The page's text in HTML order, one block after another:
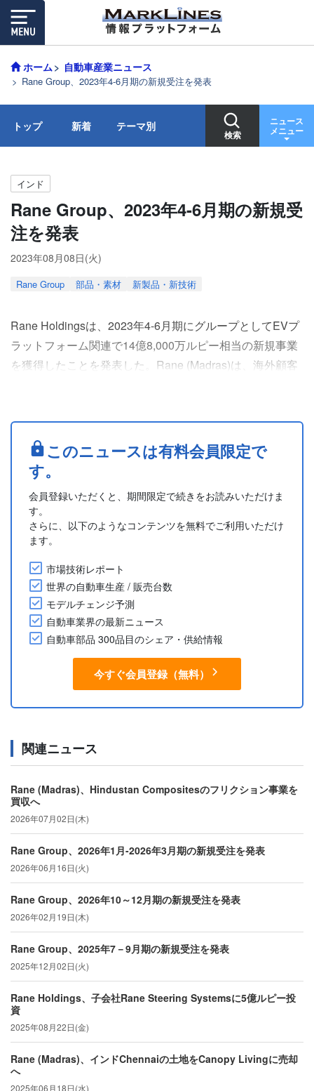
ホーム 自動車産業ニュース
Rane Group、2023年4-6月期の新規受注を発表
トップ 新着 テーマ別
検索
ニュース
メニュー
インド
Rane Group、2023年4-6月期の新規受
注を発表
2023年08月08日(火)
Rane Group 部品・素材 新製品・新技術
Rane Holdingsは、2023年4-6月期にグループとしてEVプ
ラットフォーム関連で14億8,000万ルピー相当の新規事業
を獲得したことを発表した。Rane (Madras)は、海外顧客
8,000万ルピーのラックアンドピニオン製品を受注した。
Rane Brake Liningは米国市場でのトライアル受注など、
様々な顧客から....
このニュースは有料会員限定で
す。
会員登録いただくと、期間限定で続きをお読みいただけま
す。
さらに、以下のようなコンテンツを無料でご利用いただけ
ます。
市場技術レポート
世界の自動車生産 / 販売台数
モデルチェンジ予測
自動車業界の最新ニュース
自動車部品 300品目のシェア・供給情報
今すぐ会員登録（無料）
関連ニュース
Rane (Madras)、Hindustan Compositesのフリクション事業を
買収へ
2026年07月02日(木)
Rane Group、2026年1月-2026年3月期の新規受注を発表
2026年06月16日(火)
Rane Group、2026年10～12月期の新規受注を発表
2026年02月19日(木)
Rane Group、2025年7－9月期の新規受注を発表
2025年12月02日(火)
Rane Holdings、子会社Rane Steering Systemsに5億ルピー投
資
2025年08月22日(金)
Rane (Madras)、インドChennaiの土地をCanopy Livingに売却
へ
2025年06月18日(水)